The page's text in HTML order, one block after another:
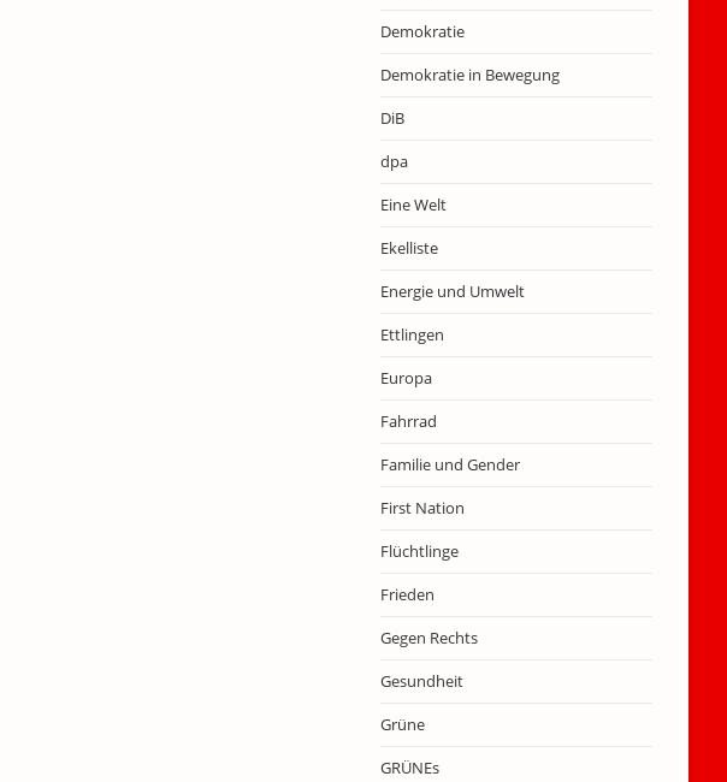
Demokratie
Demokratie in Bewegung
DiB
dpa
Eine Welt
Ekelliste
Energie und Umwelt
Ettlingen
Europa
Fahrrad
Familie und Gender
First Nation
Flüchtlinge
Frieden
Gegen Rechts
Gesundheit
Grüne
GRÜNEs